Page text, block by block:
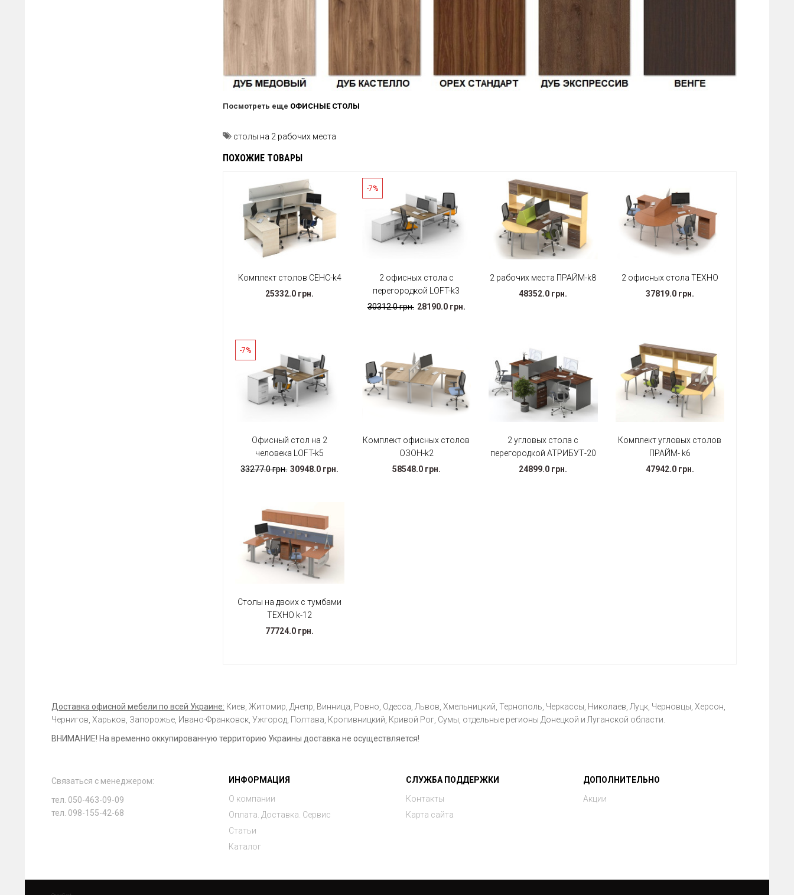
Посмотреть еще ОФИСНЫЕ СТОЛЫ
столы на 2 рабочих места
ПОХОЖИЕ ТОВАРЫ
Комплект столов СЕНС-k4
25332.0 грн.
-7%
2 офисных стола с
перегородкой LOFT-k3
30312.0 грн. 28190.0 грн.
2 рабочих места ПРАЙМ-k8
48352.0 грн.
2 офисных стола ТЕХНО
37819.0 грн.
-7%
Офисный стол на 2
человека LOFT-k5
33277.0 грн. 30948.0 грн.
Комплект офисных столов
ОЗОН-k2
58548.0 грн.
2 угловых стола с
перегородкой АТРИБУТ-20
24899.0 грн.
Комплект угловых столов
ПРАЙМ- k6
47942.0 грн.
Столы на двоих с тумбами
ТЕХНО k-12
77724.0 грн.
Доставка офисной мебели по всей Украине: Киев, Житомир, Днепр, Винница, Ровно, Одесса, Львов, Хмельницкий, Тернополь, Черкассы, Николаев, Луцк, Черновцы, Херсон,
Чернигов, Харьков, Запорожье, Ивано-Франковск, Ужгород, Полтава, Кропивницкий, Кривой Рог, Сумы, отдельные регионы Донецкой и Луганской области.
ВНИМАНИЕ! На временно оккупированную территорию Украины доставка не осуществляется!
Связаться с менеджером:
тел. 050-463-09-09
тел. 098-155-42-68
ИНФОРМАЦИЯ
О компании
Оплата. Доставка. Сервис
Статьи
Каталог
СЛУЖБА ПОДДЕРЖКИ
Контакты
Карта сайта
ДОПОЛНИТЕЛЬНО
Акции